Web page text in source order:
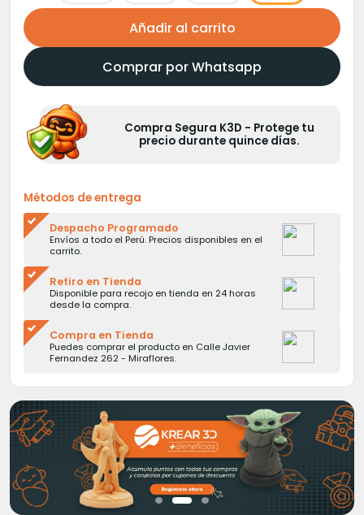
Añadir al carrito
Comprar por Whatsapp
Compra Segura K3D - Protege tu
precio durante quince días.
Métodos de entrega
Despacho Programado
Envíos a todo el Perú. Precios disponibles en el
carrito.
Retiro en Tienda
Disponible para recojo en tienda en 24 horas
desde la compra.
Compra en Tienda
Puedes comprar el producto en Calle Javier
Fernandez 262 - Miraflores.